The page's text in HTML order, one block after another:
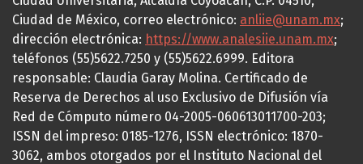
Ciudad de México, correo electrónico: anliie@unam.mx;
dirección electrónica: https://www.analesiie.unam.mx;
teléfonos (55)5622.7250 y (55)5622.6999. Editora
responsable: Claudia Garay Molina. Certificado de
Reserva de Derechos al uso Exclusivo de Difusión vía
Red de Cómputo número 04-2005-060613011700-203;
ISSN del impreso: 0185-1276, ISSN electrónico: 1870-
3062, ambos otorgados por el Instituto Nacional del